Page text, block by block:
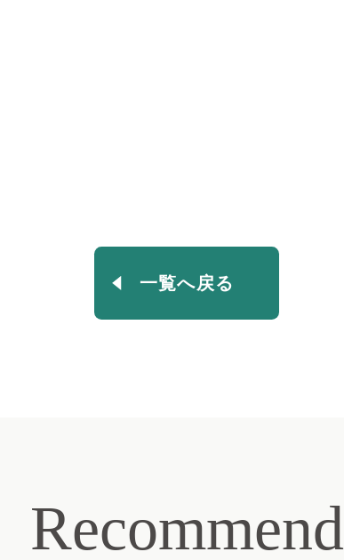
一覧へ戻る
Recommend